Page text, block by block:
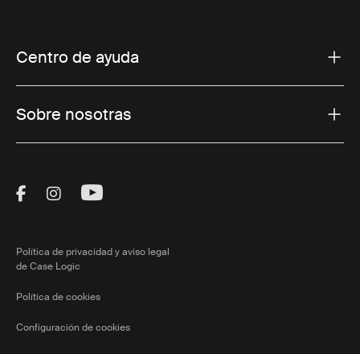
Centro de ayuda
Sobre nosotras
Visit Thule on Facebook (external link)
Visit Thule on Instagram (external link)
Visit Thule on Youtube (external
Política de privacidad y aviso legal
de Case Logic
Política de cookies
Configuración de cookies